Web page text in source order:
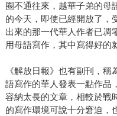
圈不通往來，越華子弟的母
的今天，即使已經開放了，
出來的那一代華人作者已凋
用母語寫作，其中寫得好的
《解放日報》也有副刊，
語寫作的華人發表一點作品
容納太長的文章，相較於戰
的寫作環境可說十分窘迫，